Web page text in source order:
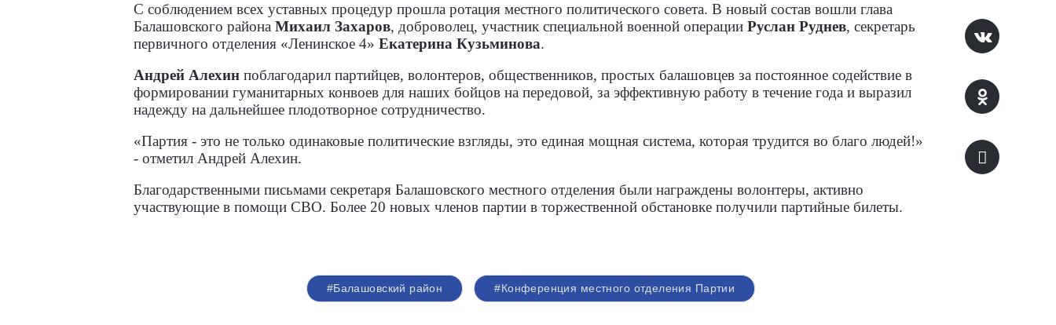
С соблюдением всех уставных процедур прошла ротация местного политического совета. В новый состав вошли глава
Балашовского района Михаил Захаров, доброволец, участник специальной военной операции Руслан Руднев, секретарь
первичного отделения «Ленинское 4» Екатерина Кузьминова.
Андрей Алехинпоблагодарил партийцев, волонтеров, общественников, простых балашовцев за постоянное содействие в
формировании гуманитарных конвоев для наших бойцов на передовой, за эффективную работу в течение года и выразил
надежду на дальнейшее плодотворное сотрудничество.
«Партия - это не только одинаковые политические взгляды, это единая мощная система, которая трудится во благо людей!»
- отметил Андрей Алехин.
Благодарственными письмами секретаря Балашовского местного отделения были награждены волонтеры, активно
участвующие в помощи СВО. Более 20 новых членов партии в торжественной обстановке получили партийные билеты.
#Балашовский район #Конференция местного отделения Партии